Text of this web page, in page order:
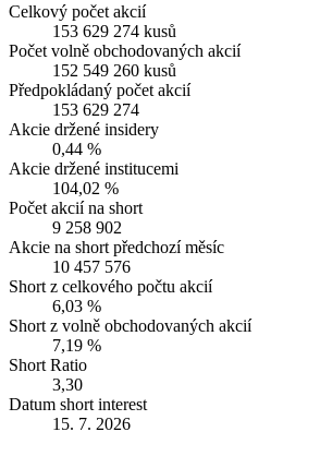
Celkový počet akcií
153 629 274 kusů
Počet volně obchodovaných akcií
152 549 260 kusů
Předpokládaný počet akcií
153 629 274
Akcie držené insidery
0,44 %
Akcie držené institucemi
104,02 %
Počet akcií na short
9 258 902
Akcie na short předchozí měsíc
10 457 576
Short z celkového počtu akcií
6,03 %
Short z volně obchodovaných akcií
7,19 %
Short Ratio
3,30
Datum short interest
15. 7. 2026